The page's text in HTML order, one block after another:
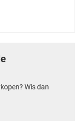
Wis dan